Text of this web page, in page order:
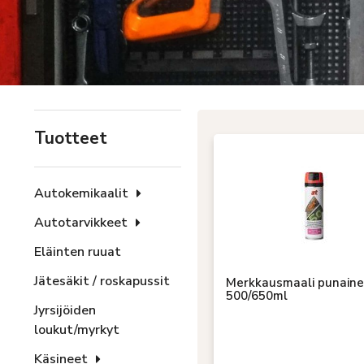
Tuotteet
Autokemikaalit
Autotarvikkeet
Eläinten ruuat
Jätesäkit / roskapussit
Jyrsijöiden
loukut/myrkyt
Käsineet
Merkkausmaali
500/650ml